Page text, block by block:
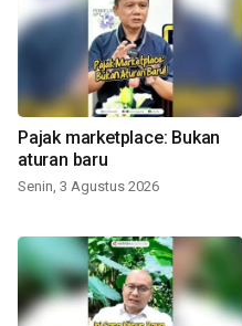
Pajak marketplace: Bukan
aturan baru
Senin, 3 Agustus 2026